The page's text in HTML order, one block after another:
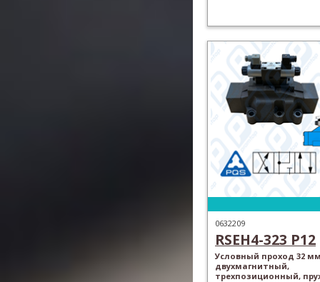
0632209
RSEH4-323 P12
Условный проход 32
двухмагнитный,
трехпозиционный,